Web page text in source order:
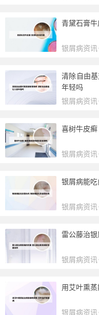
青黛石膏
银屑病资讯
清除自由
年轻吗
银屑病资讯
喜树牛皮
银屑病资讯
银屑病能
银屑病资讯
雷公藤治
银屑病资讯
用艾叶熏
银屑病资讯